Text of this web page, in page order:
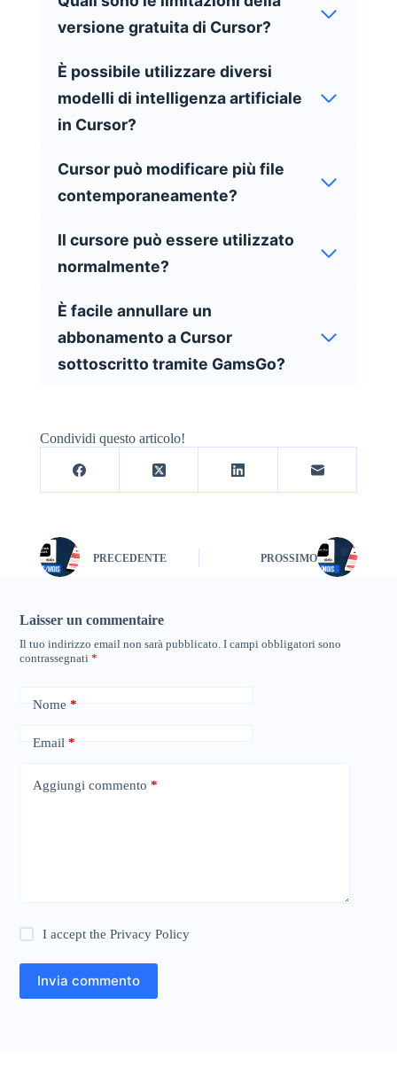
versione gratuita di Cursor?
È possibile utilizzare diversi
modelli di intelligenza artificiale
in Cursor?
Cursor può modificare più file
contemporaneamente?
Il cursore può essere utilizzato
normalmente?
È facile annullare un
abbonamento a Cursor
sottoscritto tramite GamsGo?
Condividi questo articolo!
PRECEDENTE PROSSIMO
Laisser un commentaire
Il tuo indirizzo email non sarà pubblicato. I campi obbligatori sono
contrassegnati*
Nome *
Email *
Aggiungi commento *
I accept the Privacy Policy
Invia commento